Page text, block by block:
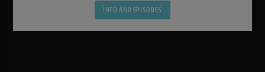
INFO AND EPISODES